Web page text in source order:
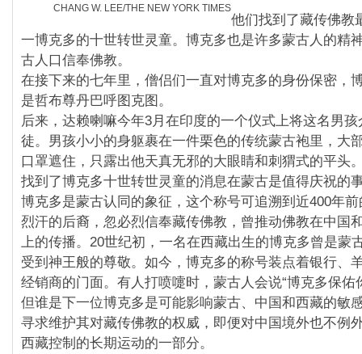
CHANG W. LEE/THE NEW YORK TIMES
他们找到了藏传佛教
一博克多的十世转世灵童。博克多也是许多蒙古人的精
古人口信奉佛教。
在接下来的七年里，僧侣们一直对博克多的身份保密，
是哲布尊丹巴呼图克图。
后来，达赖喇嘛今年3月在印度的一个仪式上将这名男
徒。男孩小小的身躯裹在一件栗色的传统蒙古袍里，大
口罩遮住，只露出他天真无邪的大眼睛和刺猬式的平头
找到了博克多十世转世灵童的消息在蒙古是值得庆祝的
博克多是蒙古认同的象征，这个称号可追溯到近400年
烈汗的后裔，忽必烈信奉藏传佛教，曾推动佛教在中国
上的传播。20世纪初，一名在西藏出生的博克多曾是蒙
受到神王般的尊敬。如今，博克多的称号装点着银行、
经销商的门面。有人打喷嚏时，蒙古人会说“博克多保佑
但谁是下一位博克多是可能影响蒙古、中国和西藏的敏
寻求维护其对藏传佛教的权威，即便对中国境外也不例
西藏控制的长期运动的一部分。